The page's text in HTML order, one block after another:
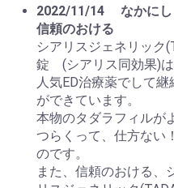
2022/11/14
なかに
信頼のおける
シアリスジェネリック
錠 (シアリス同効果)は
人気ED治療薬でして
ができています。
本物のタダラフィルが
つらくって、仕方ない
のです。
また、信頼のおける、